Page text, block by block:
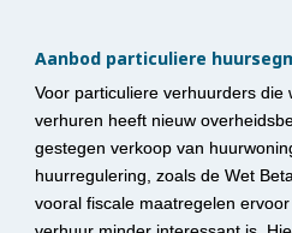
Aanbod particuliere
Voor particuliere verhuurders die
verhuren heeft nieuw
gestegen verkoop van
huurregulering, zoals de Wet
vooral fiscale maatregelen